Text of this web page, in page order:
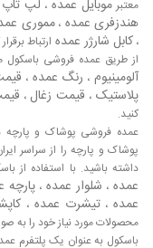
که به طور عمده
و پلی یورتان دارای
آمیزی ماشین آلات،
در صنایع خودرو سازی
صنایع رنگ سازی
هستند. از قالب رزین
در کارگاه های صنعتی
رزین‌های اپوکسی
رزین های پلی
کارگاه‌ ها ساخته می
معتبرموبایل عمده، لپ
هندزفری عمده ،مموری
، کابل شارژر عمده ارتباط
از طریق عمده فروشی باسکول
آلومینیوم ، رنگ عمده،
پلاستیک ، قیمت زغال،
کنید.
عمده فروشی پوشاک و پارچه
پوشاک و پارچه را از سراسر
داشته باشید. با استفاده از
عمده ، شلوار عمده،
عمده،تیشرت عمده،
محصولات مورد نیاز خود را به
باسکول به عنوان یک پلتفرم